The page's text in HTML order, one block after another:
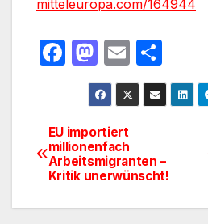
mitteleuropa.com/164944
F
e
b
o
o
M
a
st
o
d
o
n
E
m
ail
ei
le
EU importiert
millionenfach
Arbeitsmigranten –
Kritik unerwünscht!